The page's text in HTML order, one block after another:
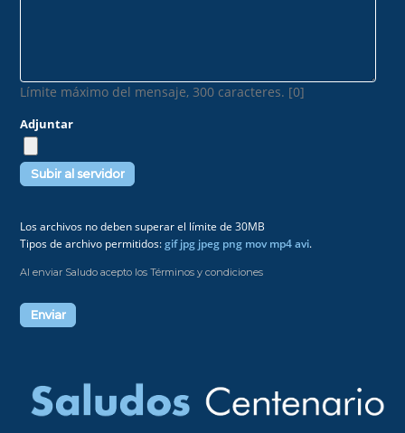
Límite máximo del mensaje, 300 caracteres. [0]
Adjuntar
Los archivos no deben superar el límite de 30MB
Tipos de archivo permitidos:gif jpg jpeg png mov mp4 avi.
Al enviar Saludo acepto los Términos y condiciones